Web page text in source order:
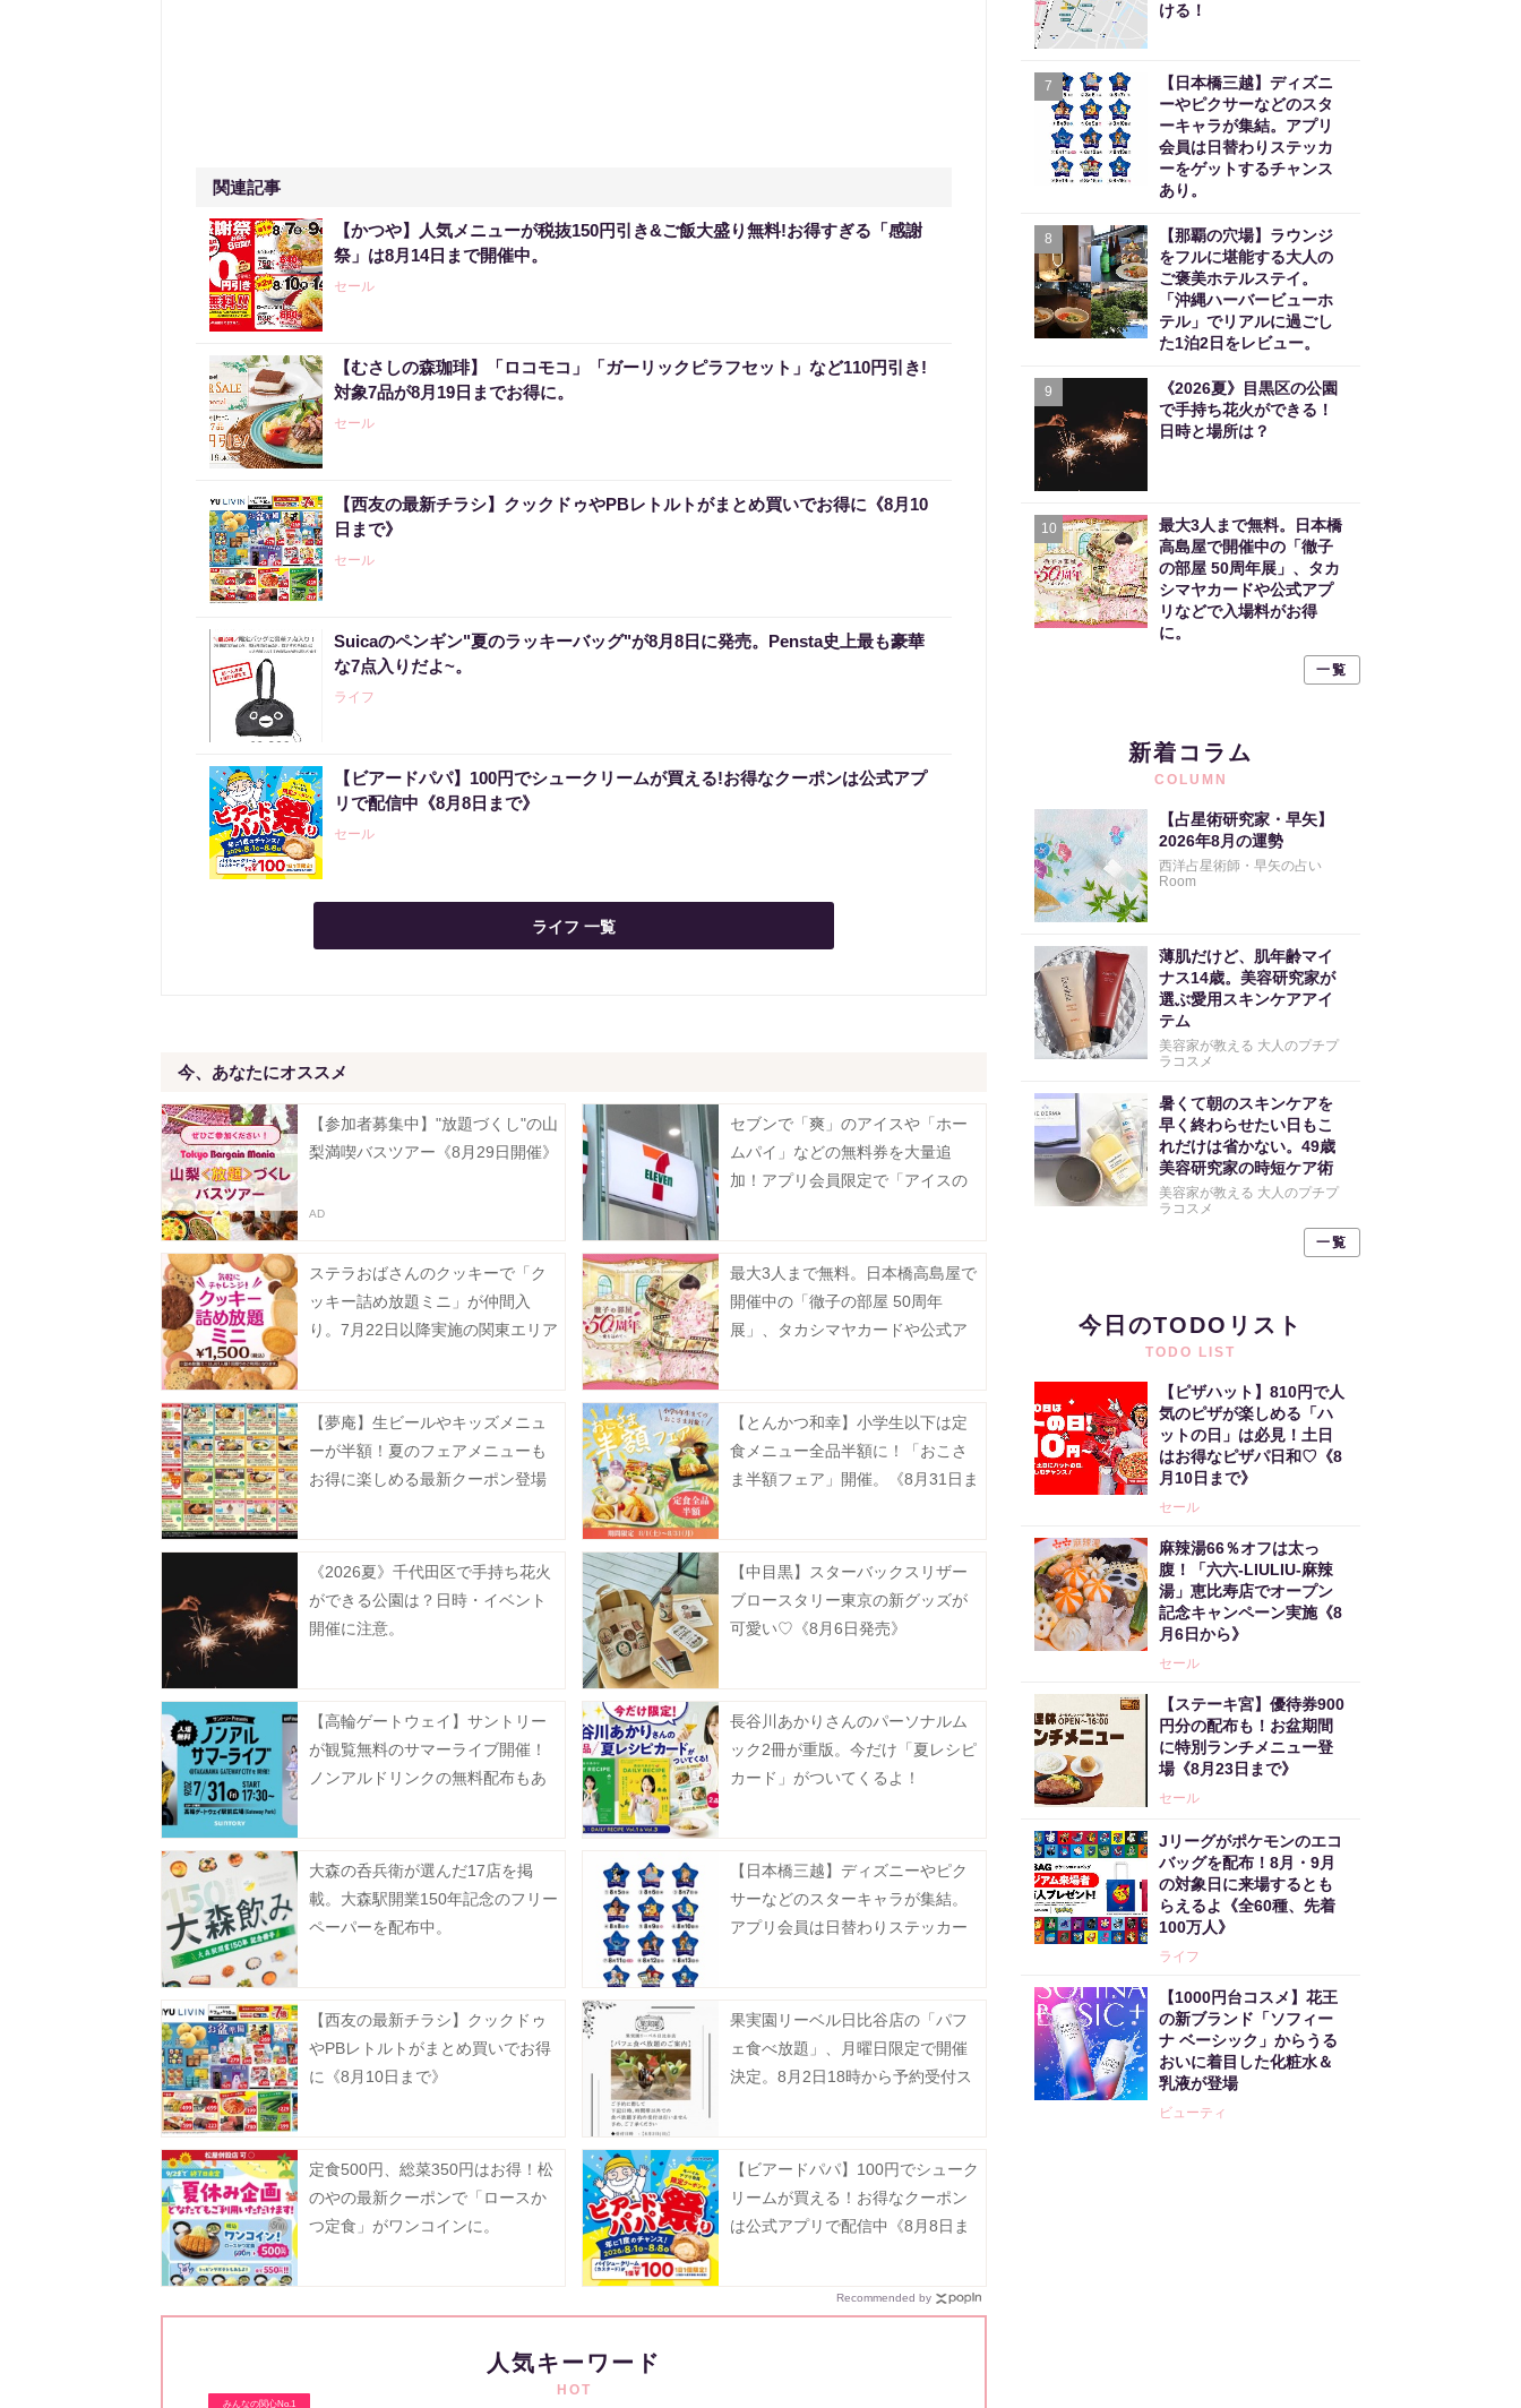
関連記事
【かつや】人気メニューが税抜150円引き&ご飯大盛り無料!お得すぎる「感謝
祭」は8月14日まで開催中。
セール
【むさしの森珈琲】「ロコモコ」「ガーリックピラフセット」など110円引き!
対象7品が8月19日までお得に。
セール
【西友の最新チラシ】クックドゥやPBレトルトがまとめ買いでお得に《8月10
日まで》
セール
Suicaのペンギン"夏のラッキーバッグ"が8月8日に発売。Pensta史上最も豪華
な7点入りだよ~。
ライフ
【ビアードパパ】100円でシュークリームが買える!お得なクーポンは公式アプ
リで配信中《8月8日まで》
セール
ライフ 一覧
今、あなたにオススメ
【参加者募集中】"放題づくし"の山
梨満喫バスツアー《8月29日開催》
セブンで「爽」のアイスや「ホー
ムパイ」などの無料券を大量追
加！アプリ会員限定で「アイスの
ステラおばさんのクッキーで「ク
ッキー詰め放題ミニ」が仲間入
り。7月22日以降実施の関東エリア
最大3人まで無料。日本橋高島屋で
開催中の「徹子の部屋 50周年
展」、タカシマヤカードや公式ア
【夢庵】生ビールやキッズメニュ
ーが半額！夏のフェアメニューも
お得に楽しめる最新クーポン登場
【とんかつ和幸】小学生以下は定
食メニュー全品半額に！「おこさ
ま半額フェア」開催。《8月31日ま
《2026夏》千代田区で手持ち花火
ができる公園は？日時・イベント
開催に注意。
【中目黒】スターバックスリザー
ブロースタリー東京の新グッズが
可愛い♡《8月6日発売》
【高輪ゲートウェイ】サントリー
が観覧無料のサマーライブ開催！
ノンアルドリンクの無料配布もあ
長谷川あかりさんのパーソナルム
ック2冊が重版。今だけ「夏レシピ
カード」がついてくるよ！
大森の呑兵衛が選んだ17店を掲
載。大森駅開業150年記念のフリー
ペーパーを配布中。
【日本橋三越】ディズニーやピク
サーなどのスターキャラが集結。
アプリ会員は日替わりステッカー
【西友の最新チラシ】クックドゥ
やPBレトルトがまとめ買いでお得
に《8月10日まで》
果実園リーベル日比谷店の「パフ
ェ食べ放題」、月曜日限定で開催
決定。8月2日18時から予約受付ス
定食500円、総菜350円はお得！松
のやの最新クーポンで「ロースか
つ定食」がワンコインに。
【ビアードパパ】100円でシューク
リームが買える！お得なクーポン
は公式アプリで配信中《8月8日ま
Recommended by
人気キーワード
HOT
みんなの関心No.1
ける！
7
【日本橋三越】ディズニ
ーやピクサーなどのスタ
ーキャラが集結。アプリ
会員は日替わりステッカ
ーをゲットするチャンス
あり。
8
【那覇の穴場】ラウンジ
をフルに堪能する大人の
ご褒美ホテルステイ。
「沖縄ハーバービューホ
テル」でリアルに過ごし
た1泊2日をレビュー。
9
《2026夏》目黒区の公園
で手持ち花火ができる！
日時と場所は？
10
最大3人まで無料。日本橋
高島屋で開催中の「徹子
の部屋 50周年展」、タカ
シマヤカードや公式アプ
リなどで入場料がお得
に。
一覧
新着コラム
COLUMN
【占星術研究家・早矢】
2026年8月の運勢
西洋占星術師・早矢の占い
Room
薄肌だけど、肌年齢マイ
ナス14歳。美容研究家が
選ぶ愛用スキンケアアイ
テム
美容家が教える 大人のプチプ
ラコスメ
暑くて朝のスキンケアを
早く終わらせたい日もこ
れだけは省かない。49歳
美容研究家の時短ケア術
美容家が教える 大人のプチプ
ラコスメ
一覧
今日のTODOリスト
TODO LIST
【ピザハット】810円で人
気のピザが楽しめる「ハ
ットの日」は必見！土日
はお得なピザパ日和♡《8
月10日まで》
セール
麻辣湯66％オフは太っ
腹！「六六-LIULIU-麻辣
湯」恵比寿店でオープン
記念キャンペーン実施《8
月6日から》
セール
【ステーキ宮】優待券900
円分の配布も！お盆期間
に特別ランチメニュー登
場《8月23日まで》
セール
Jリーグがポケモンのエコ
バッグを配布！8月・9月
の対象日に来場するとも
らえるよ《全60種、先着
100万人》
ライフ
【1000円台コスメ】花王
の新ブランド「ソフィー
ナ ベーシック」からうる
おいに着目した化粧水＆
乳液が登場
ビューティ